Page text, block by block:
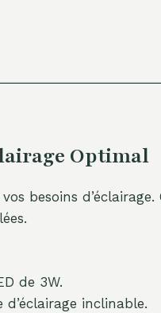
Optimal
besoins d’éclairage.
de 3W.
inclinable.